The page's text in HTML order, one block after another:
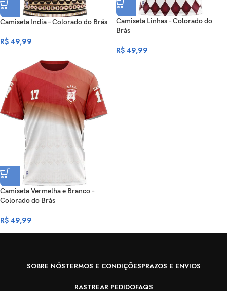
Camiseta India – Colorado do Brás
R$ 49,99
Camiseta Linhas – Colorado do
Brás
R$ 49,99
Camiseta Vermelha e Branco –
Colorado do Brás
R$ 49,99
SOBRE NÓSTERMOS E CONDIÇÕESPRAZOS E ENVIOS
RASTREAR PEDIDOFAQS